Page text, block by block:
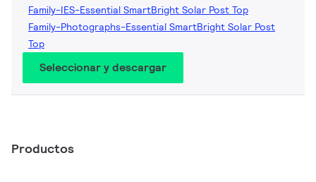
Family-IES-Essential SmartBright Solar Post Top
Family-Photographs-Essential SmartBright Solar Post
Top
Seleccionar y descargar
Productos